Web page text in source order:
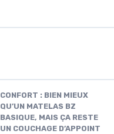
CONFORT : BIEN MIEUX
QU’UN MATELAS BZ
BASIQUE, MAIS ÇA RESTE
UN COUCHAGE D’APPOINT